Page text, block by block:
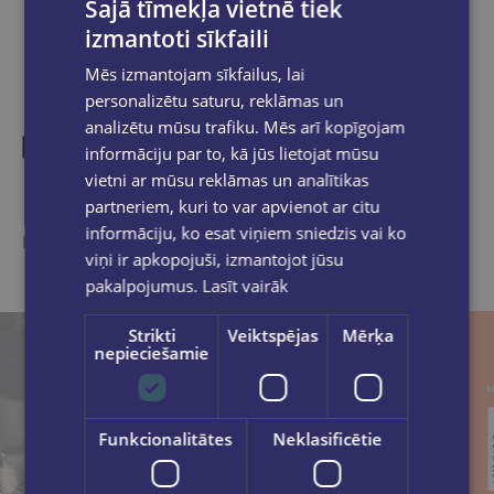
Līdzīgas preces
Ieskaties, varbūt noder
Šajā tīmekļa vietnē tiek
izmantoti sīkfaili
Mēs izmantojam sīkfailus, lai
personalizētu saturu, reklāmas un
analizētu mūsu trafiku. Mēs arī kopīgojam
informāciju par to, kā jūs lietojat mūsu
vietni ar mūsu reklāmas un analītikas
partneriem, kuri to var apvienot ar citu
informāciju, ko esat viņiem sniedzis vai ko
viņi ir apkopojuši, izmantojot jūsu
pakalpojumus. Lasīt vairāk
Strikti
nepieciešamie
Veiktspējas Mērķa
Funkcionalitātes Neklasificētie